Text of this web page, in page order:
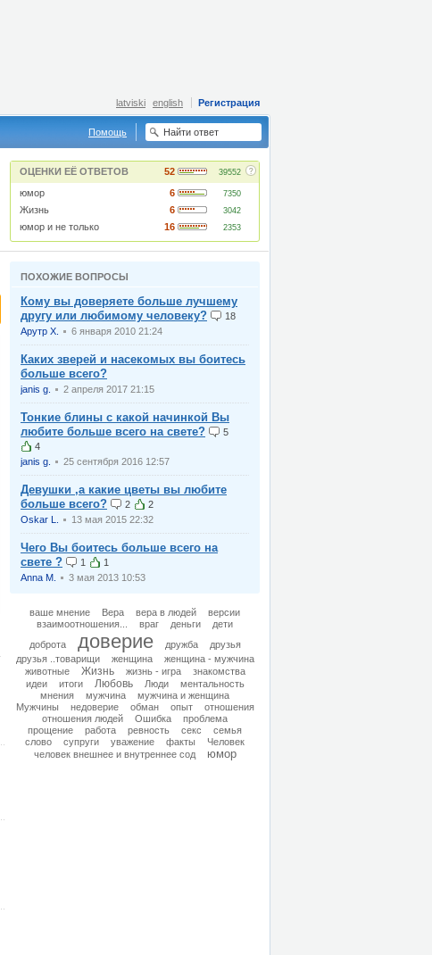
Регистрация
latviski english
Помощь
ОЦЕНКИ ЕЁ ОТВЕТОВ 52 39552 ?
юмор 6 7350
Жизнь 6 3042
юмор и не только 16 2353
ПОХОЖИЕ ВОПРОСЫ
Кому вы доверяете больше лучшему
другу или любимому человеку?
18
Арутр Х.
6 января 2010 21:24
Каких зверей и насекомых вы боитесь
больше всего?
janis g. 2 апреля 2017 21:15
Тонкие блины с какой начинкой Вы
любите больше всего на свете?
5
4
janis g.
25 сентября 2016 12:57
Девушки ,а какие цветы вы любите
больше всего?
2
2
Oskar L.
13 мая 2015 22:32
Чего Вы боитесь больше всего на
свете ?
1
1
Anna M.
3 мая 2013 10:53
ваше мнение Вера вера в людей
версии
взаимоотношения...
враг деньги
дети
доброта
доверие дружба
друзья
друзья ..товарищи
женщина
женщина - мужчина
животные
Жизнь жизнь - игра
знакомства
идеи
итоги Любовь Люди
ментальность
мнения
мужчина
мужчина и женщина
Мужчины
недоверие обман опыт
отношения
отношения людей
Ошибка
проблема
прощение
работа ревность секс
семья
слово
супруги уважение факты
Человек
человек внешнее и внутреннее сод
юмор